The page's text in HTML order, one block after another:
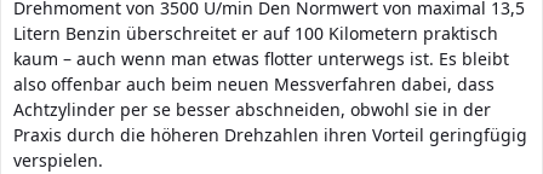
Drehmoment von 3500 U/min Den Normwert von maximal 13,5
Litern Benzin überschreitet er auf 100 Kilometern praktisch
kaum – auch wenn man etwas flotter unterwegs ist. Es bleibt
also offenbar auch beim neuen Messverfahren dabei, dass
Achtzylinder per se besser abschneiden, obwohl sie in der
Praxis durch die höheren Drehzahlen ihren Vorteil geringfügig
verspielen.